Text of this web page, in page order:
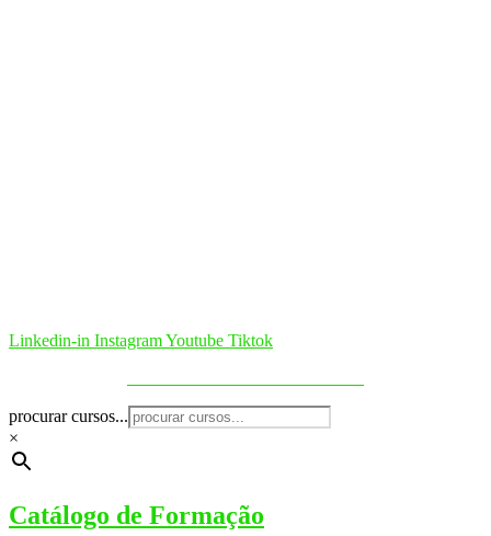
Linkedin-in InstagramYoutube Tiktok
procurar cursos...
×
Catálogo de Formação